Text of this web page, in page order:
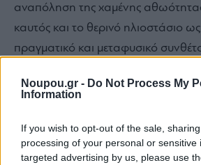
Noupou.gr - Do Not Process My
Information
If you wish to opt-out of the sale,
processing of your personal or sensitive
targeted advertising by us, please use
αναπόληση της χαμένης
καυτός και το θερινό ηλιοστάσιο
πραγματικό και μεταφυσικό
& Δημήτρης Τσακαλέας
Ένα τελευταίο σαββατοκύριακο